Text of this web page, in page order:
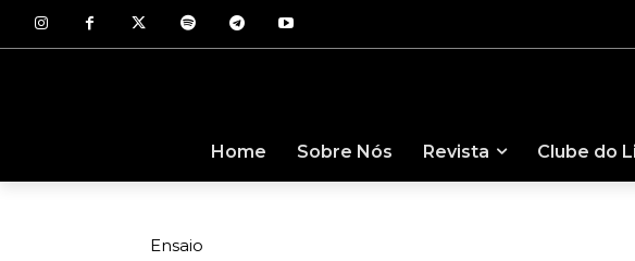
Home Sobre Nós Revista Clube do
Ensaio